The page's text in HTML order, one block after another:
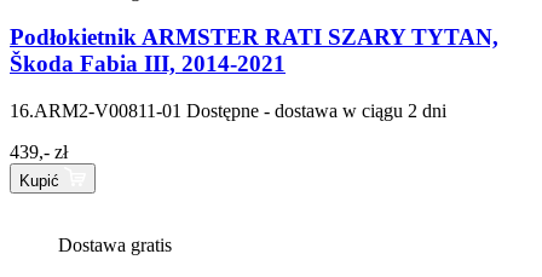
Podłokietnik ARMSTER RATI SZARY TYTAN,
Škoda Fabia III, 2014-2021
16.ARM2-V00811-01 Dostępne - dostawa w ciągu 2 dni
439,- zł
Kupić
Dostawa gratis